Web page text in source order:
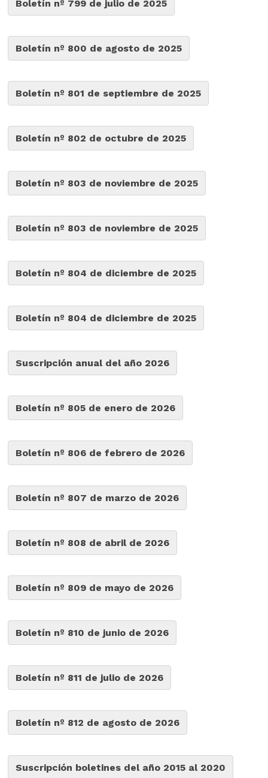
Boletín nº 799 de julio de 2025
Boletín nº 800 de agosto de 2025
Boletín nº 801 de septiembre de 2025
Boletín nº 802 de octubre de 2025
Boletín nº 803 de noviembre de 2025
Boletín nº 803 de noviembre de 2025
Boletín nº 804 de diciembre de 2025
Boletín nº 804 de diciembre de 2025
Suscripción anual del año 2026
Boletín nº 805 de enero de 2026
Boletín nº 806 de febrero de 2026
Boletín nº 807 de marzo de 2026
Boletín nº 808 de abril de 2026
Boletín nº 809 de mayo de 2026
Boletín nº 810 de junio de 2026
Boletín nº 811 de julio de 2026
Boletín nº 812 de agosto de 2026
Suscripción boletines del año 2015 al 2020